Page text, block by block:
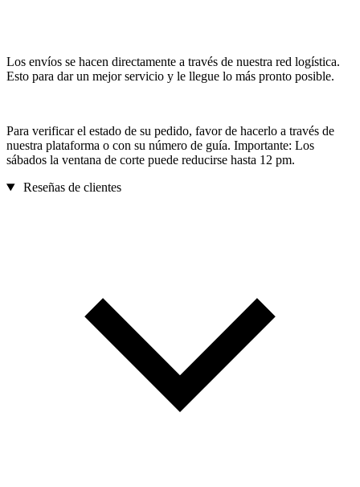
Los envíos se hacen directamente a través de nuestra red logística.
Esto para dar un mejor servicio y le llegue lo más pronto posible.
Para verificar el estado de su pedido, favor de hacerlo a través de
nuestra plataforma o con su número de guía. Importante: Los
sábados la ventana de corte puede reducirse hasta 12 pm.
Reseñas de clientes